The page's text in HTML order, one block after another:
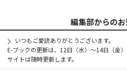
編集部からの
いつもご愛読ありがとうございます。
E-ブックの更新は、12日（水）～14日（金
サイトは随時更新します。